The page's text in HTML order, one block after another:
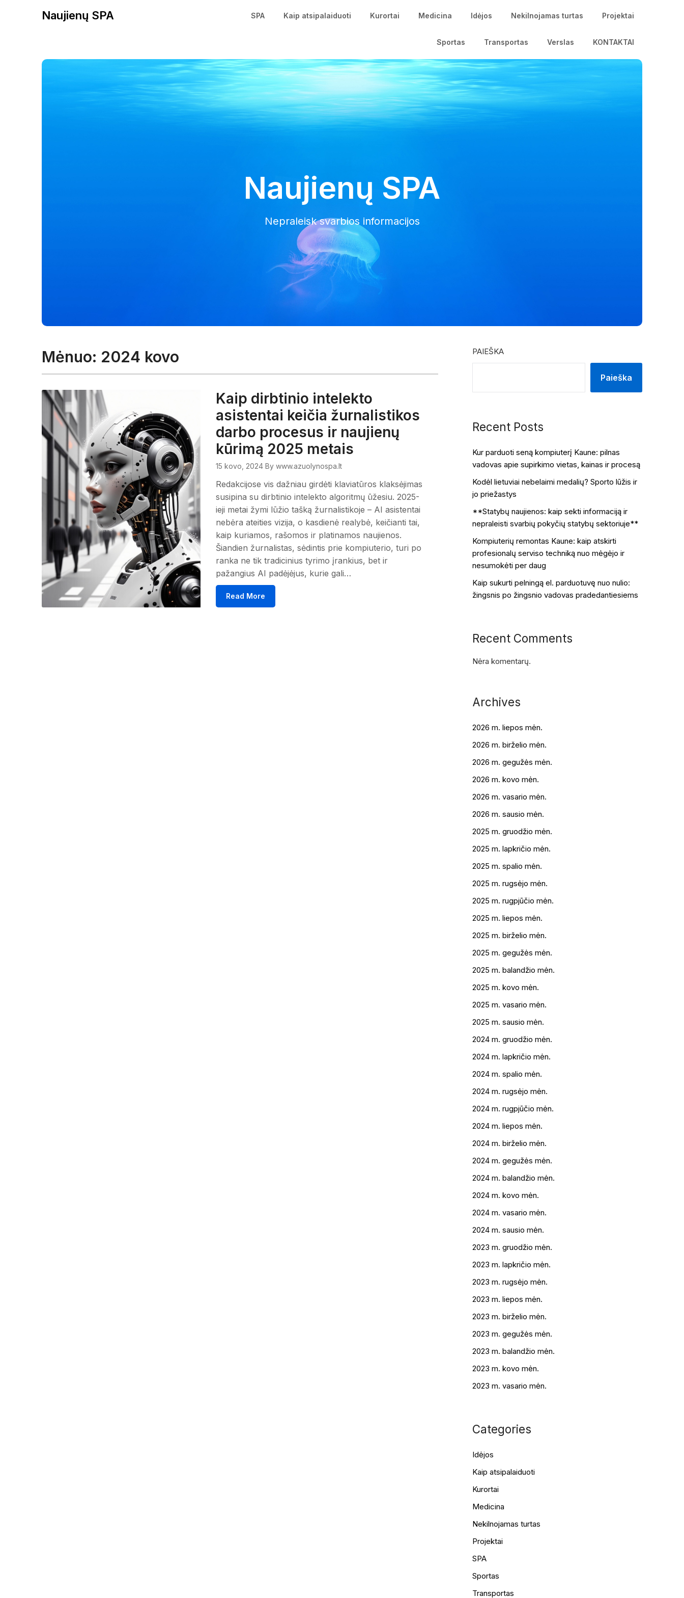
Naujienų SPA SPA Kaip atsipalaiduoti Kurortai Medicina Idėjos Nekilnojamas turtas Projektai
Sportas Transportas Verslas KONTAKTAI
Naujienų SPA
Nepraleisk svarbios informacijos
Mėnuo: 2024 kovo
Kaip dirbtinio intelekto
asistentai keičia žurnalistikos
darbo procesus ir naujienų
kūrimą 2025 metais
15 kovo, 2024 By www.azuolynospa.lt
Redakcijose vis dažniau girdėti klaviatūros klaksėjimas
susipina su dirbtinio intelekto algoritmų ūžesiu. 2025-
ieji metai žymi lūžio tašką žurnalistikoje – AI asistentai
nebėra ateities vizija, o kasdienė realybė, keičianti tai,
kaip kuriamos, rašomos ir platinamos naujienos.
Šiandien žurnalistas, sėdintis prie kompiuterio, turi po
ranka ne tik tradicinius tyrimo įrankius, bet ir
pažangius AI padėjėjus, kurie gali…
Read More
PAIEŠKA
Paieška
Recent Posts
Kur parduoti seną kompiuterį Kaune: pilnas
vadovas apie supirkimo vietas, kainas ir procesą
Kodėl lietuviai nebelaimi medalių? Sporto lūžis ir
jo priežastys
**Statybų naujienos: kaip sekti informaciją ir
nepraleisti svarbių pokyčių statybų sektoriuje**
Kompiuterių remontas Kaune: kaip atskirti
profesionalų serviso techniką nuo mėgėjo ir
nesumokėti per daug
Kaip sukurti pelningą el. parduotuvę nuo nulio:
žingsnis po žingsnio vadovas pradedantiesiems
Recent Comments
Nėra komentarų.
Archives
2026 m. liepos mėn.
2026 m. birželio mėn.
2026 m. gegužės mėn.
2026 m. kovo mėn.
2026 m. vasario mėn.
2026 m. sausio mėn.
2025 m. gruodžio mėn.
2025 m. lapkričio mėn.
2025 m. spalio mėn.
2025 m. rugsėjo mėn.
2025 m. rugpjūčio mėn.
2025 m. liepos mėn.
2025 m. birželio mėn.
2025 m. gegužės mėn.
2025 m. balandžio mėn.
2025 m. kovo mėn.
2025 m. vasario mėn.
2025 m. sausio mėn.
2024 m. gruodžio mėn.
2024 m. lapkričio mėn.
2024 m. spalio mėn.
2024 m. rugsėjo mėn.
2024 m. rugpjūčio mėn.
2024 m. liepos mėn.
2024 m. birželio mėn.
2024 m. gegužės mėn.
2024 m. balandžio mėn.
2024 m. kovo mėn.
2024 m. vasario mėn.
2024 m. sausio mėn.
2023 m. gruodžio mėn.
2023 m. lapkričio mėn.
2023 m. rugsėjo mėn.
2023 m. liepos mėn.
2023 m. birželio mėn.
2023 m. gegužės mėn.
2023 m. balandžio mėn.
2023 m. kovo mėn.
2023 m. vasario mėn.
Categories
Idėjos
Kaip atsipalaiduoti
Kurortai
Medicina
Nekilnojamas turtas
Projektai
SPA
Sportas
Transportas